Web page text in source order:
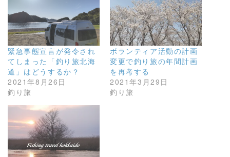
緊急事態宣言が発令され
てしまった「釣り旅北海
道」はどうするか？
2021年8月26日
釣り旅
ボランティア活動の計画
変更で釣り旅の年間計画
を再考する
2021年3月29日
釣り旅